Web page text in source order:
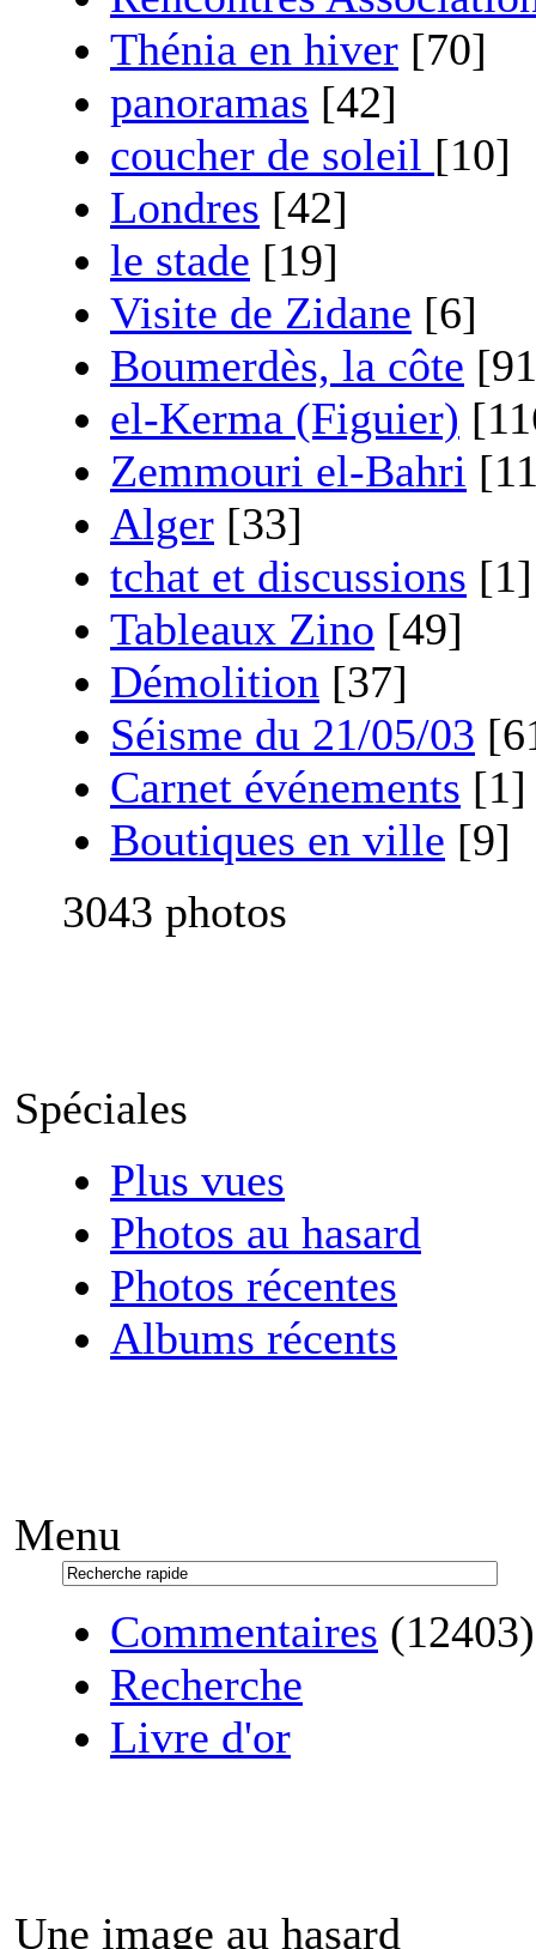
Thénia en hiver [70]
panoramas [42]
coucher de soleil [10]
Londres [42]
le stade [19]
Visite de Zidane [6]
Boumerdès, la côte
el-Kerma (Figuier)
Zemmouri el-Bahri
Alger [33]
tchat et discussions [1]
Tableaux Zino [49]
Démolition [37]
Séisme du 21/05/03
Carnet événements [1]
Boutiques en ville [9]
3043 photos
Spéciales
Plus vues
Photos au hasard
Photos récentes
Albums récents
Menu
Commentaires (12403)
Recherche
Livre d'or
Une image au hasard